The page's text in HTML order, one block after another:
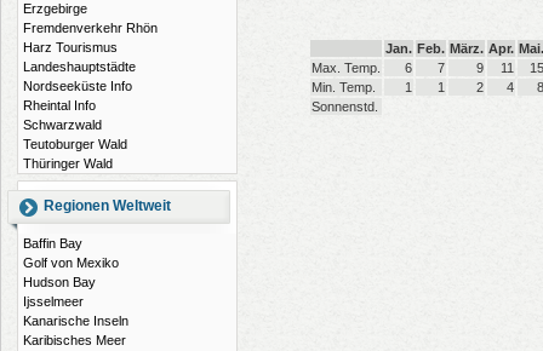
Erzgebirge
Fremdenverkehr Rhön
Harz Tourismus
Landeshauptstädte
Nordseeküste Info
Rheintal Info
Schwarzwald
Teutoburger Wald
Thüringer Wald
Regionen Weltweit
Baffin Bay
Golf von Mexiko
Hudson Bay
Ijsselmeer
Kanarische Inseln
Karibisches Meer
Jan. Feb. März. Apr. Mai.
Max. Temp.
6 7 9 11
15
Min. Temp.
1 1 2 4
8
Sonnenstd.